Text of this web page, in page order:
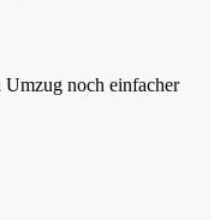
Umzug noch einfacher